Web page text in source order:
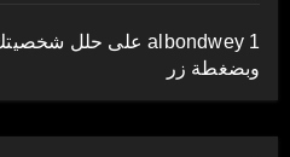
albondwey 1على حلل
وبضغطة زر